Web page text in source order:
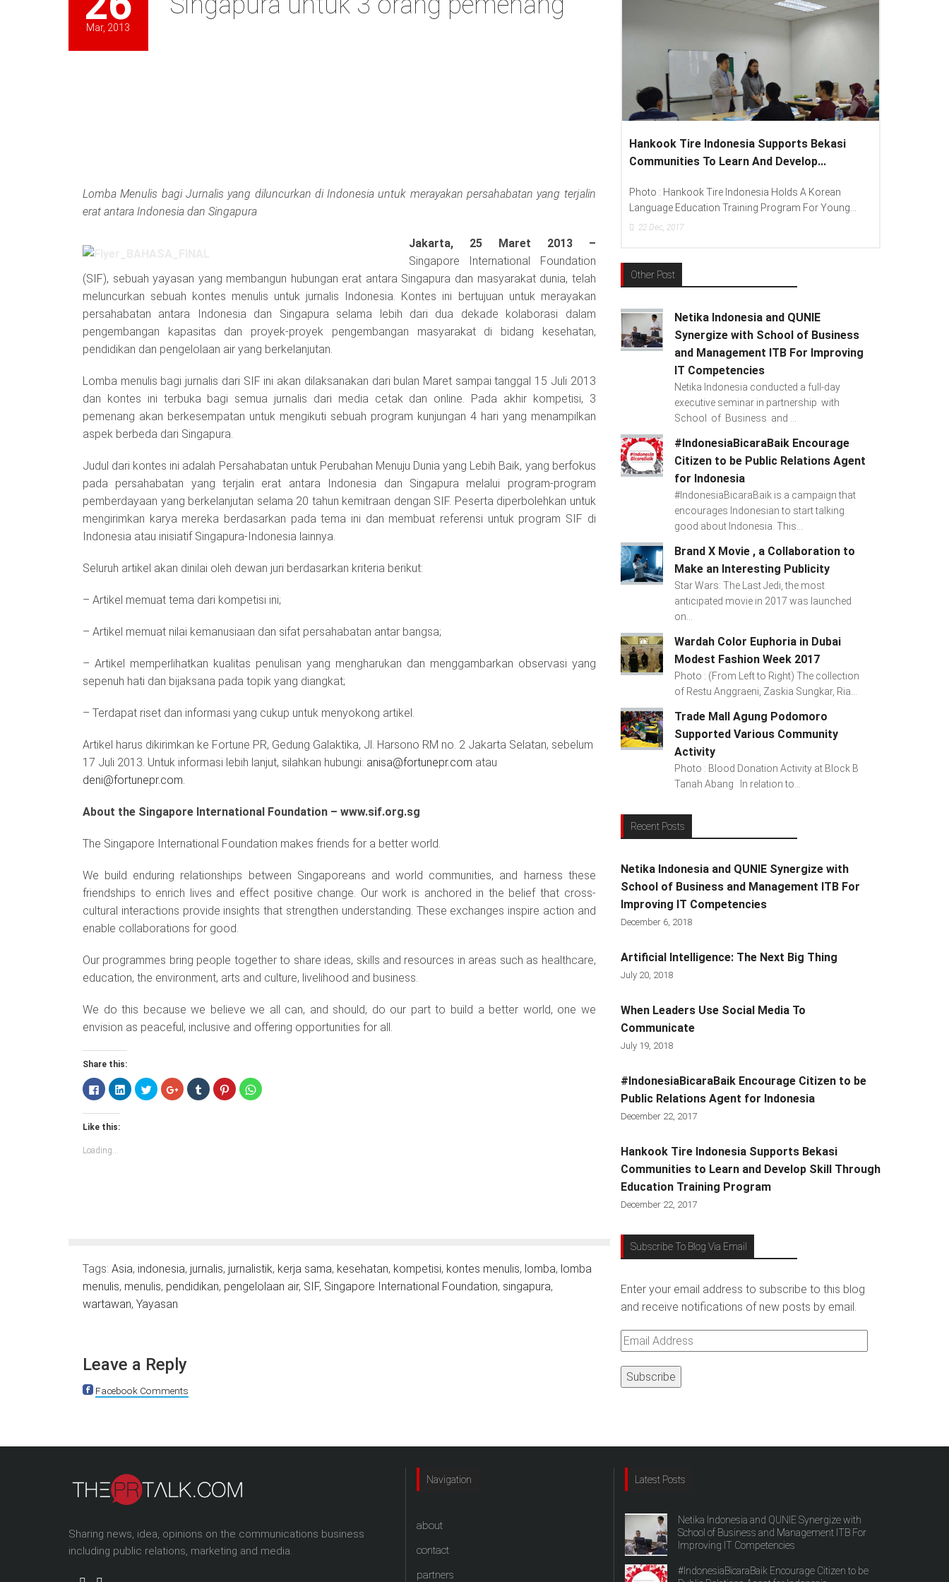
Mar, 2013
Lomba Menulis bagi Jurnalis yang diluncurkan di Indonesia untuk merayakan persahabatan yang terjalin
erat antara Indonesia dan Singapura
Jakarta, 25 Maret 2013 –
Singapore International Foundation
(SIF), sebuah yayasan yang membangun hubungan erat antara Singapura dan masyarakat dunia, telah
meluncurkan sebuah kontes menulis untuk jurnalis Indonesia. Kontes ini bertujuan untuk merayakan
persahabatan antara Indonesia dan Singapura selama lebih dari dua dekade kolaborasi dalam
pengembangan kapasitas dan proyek-proyek pengembangan masyarakat di bidang kesehatan,
pendidikan dan pengelolaan air yang berkelanjutan.
Lomba menulis bagi jurnalis dari SIF ini akan dilaksanakan dari bulan Maret sampai tanggal 15 Juli 2013
dan kontes ini terbuka bagi semua jurnalis dari media cetak dan online. Pada akhir kompetisi, 3
pemenang akan berkesempatan untuk mengikuti sebuah program kunjungan 4 hari yang menampilkan
aspek berbeda dari Singapura.
Judul dari kontes ini adalah Persahabatan untuk Perubahan Menuju Dunia yang Lebih Baik, yang berfokus
pada persahabatan yang terjalin erat antara Indonesia dan Singapura melalui program-program
pemberdayaan yang berkelanjutan selama 20 tahun kemitraan dengan SIF. Peserta diperbolehkan untuk
mengirimkan karya mereka berdasarkan pada tema ini dan membuat referensi untuk program SIF di
Indonesia atau inisiatif Singapura-Indonesia lainnya.
Seluruh artikel akan dinilai oleh dewan juri berdasarkan kriteria berikut:
– Artikel memuat tema dari kompetisi ini;
– Artikel memuat nilai kemanusiaan dan sifat persahabatan antar bangsa;
– Artikel memperlihatkan kualitas penulisan yang mengharukan dan menggambarkan observasi yang
sepenuh hati dan bijaksana pada topik yang diangkat;
– Terdapat riset dan informasi yang cukup untuk menyokong artikel.
Artikel harus dikirimkan ke Fortune PR, Gedung Galaktika, Jl. Harsono RM no. 2 Jakarta Selatan, sebelum
17 Juli 2013. Untuk informasi lebih lanjut, silahkan hubungi: anisa@fortunepr.com atau
deni@fortunepr.com.
About the Singapore International Foundation – www.sif.org.sg
The Singapore International Foundation makes friends for a better world.
We build enduring relationships between Singaporeans and world communities, and harness these
friendships to enrich lives and effect positive change. Our work is anchored in the belief that cross-
cultural interactions provide insights that strengthen understanding. These exchanges inspire action and
enable collaborations for good.
Our programmes bring people together to share ideas, skills and resources in areas such as healthcare,
education, the environment, arts and culture, livelihood and business.
We do this because we believe we all can, and should, do our part to build a better world, one we
envision as peaceful, inclusive and offering opportunities for all.
Share this:
Click
to
share
on
Facebook
(Opens
new
window)
Click
to
share
Click
to
share
Click
to
share
Click
to
share
Click
to
share
Click
to
Like this:
Loading...
Tags: Asia, indonesia, jurnalis, jurnalistik, kerja sama, kesehatan, kompetisi, kontes menulis, lomba, lomba
menulis, menulis, pendidikan, pengelolaan air, SIF, Singapore International Foundation, singapura,
wartawan, Yayasan
Leave a Reply
Facebook Comments
Hankook Tire Indonesia Supports Bekasi
Communities To Learn And Develop...
Photo : Hankook Tire Indonesia Holds A Korean
Language Education Training Program For Young...
22 Dec, 2017
Other Post
Netika Indonesia and QUNIE
Synergize with School of Business
and Management ITB For Improving
IT Competencies
Netika Indonesia conducted a full-day
executive seminar in partnership with
School of Business and ...
#IndonesiaBicaraBaik Encourage
Citizen to be Public Relations Agent
for Indonesia
#IndonesiaBicaraBaik is a campaign that
encourages Indonesian to start talking
good about Indonesia. This...
Brand X Movie , a Collaboration to
Make an Interesting Publicity
Star Wars: The Last Jedi, the most
anticipated movie in 2017 was launched
on...
Wardah Color Euphoria in Dubai
Modest Fashion Week 2017
Photo : (From Left to Right) The collection
of Restu Anggraeni, Zaskia Sungkar, Ria...
Trade Mall Agung Podomoro
Supported Various Community
Activity
Photo : Blood Donation Activity at Block B
Tanah Abang In relation to...
Recent Posts
Netika Indonesia and QUNIE Synergize with
School of Business and Management ITB For
Improving IT Competencies
December 6, 2018
Artificial Intelligence: The Next Big Thing
July 20, 2018
When Leaders Use Social Media To
Communicate
July 19, 2018
#IndonesiaBicaraBaik Encourage Citizen to be
Public Relations Agent for Indonesia
December 22, 2017
Hankook Tire Indonesia Supports Bekasi
Communities to Learn and Develop Skill Through
Education Training Program
December 22, 2017
Subscribe To Blog Via Email
Enter your email address to subscribe to this blog
and receive notifications of new posts by email.
Email
Address
Sharing news, idea, opinions on the communications business
including public relations, marketing and media.
Navigation
about
contact
partners
Latest Posts
Netika Indonesia and QUNIE Synergize with
School of Business and Management ITB For
Improving IT Competencies
#IndonesiaBicaraBaik Encourage Citizen to be